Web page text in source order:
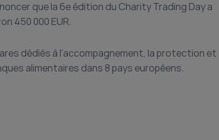
que la 6e édition du Charity Trading Day a
450 000 EUR.
dédiés à l’accompagnement, la protection et
alimentaires dans 8 pays européens.